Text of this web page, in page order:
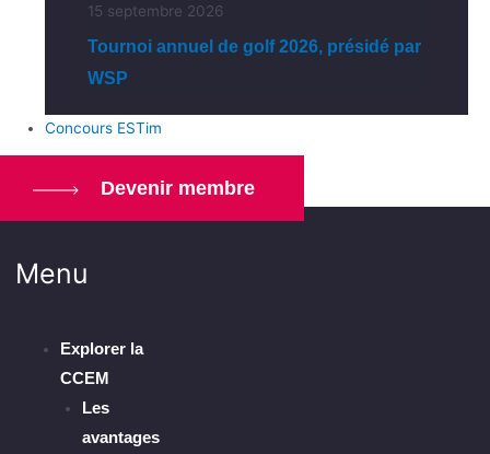
15 septembre 2026
Tournoi annuel de golf 2026, présidé par
WSP
Concours ESTim
Devenir membre
Menu
Explorer la
CCEM
Les
avantages